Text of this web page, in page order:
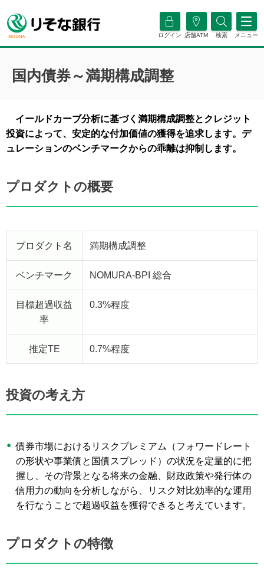
ログイン 店舗ATM 検索 メニュー
国内債券～満期構成調整
イールドカーブ分析に基づく満期構成調整とクレジット
投資によって、安定的な付加価値の獲得を追求します。デ
ュレーションのベンチマークからの乖離は抑制します。
プロダクトの概要
プロダクト名 満期構成調整
ベンチマーク NOMURA-BPI 総合
目標超過収益
率
0.3%程度
推定TE 0.7%程度
投資の考え方
債券市場におけるリスクプレミアム（フォワードレート
の形状や事業債と国債スプレッド）の状況を定量的に把
握し、その背景となる将来の金融、財政政策や発行体の
信用力の動向を分析しながら、リスク対比効率的な運用
を行なうことで超過収益を獲得できると考えています。
プロダクトの特徴